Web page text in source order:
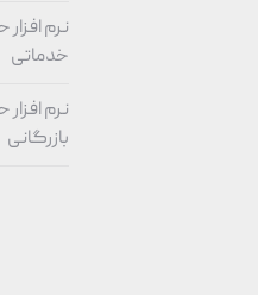
نرم
خدماتی
نرم
بازرگانی